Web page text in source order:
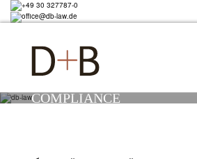
Direkt
zum
Inhalt
+49 30 327787-0
office@db-law.de
COMPLIANCE